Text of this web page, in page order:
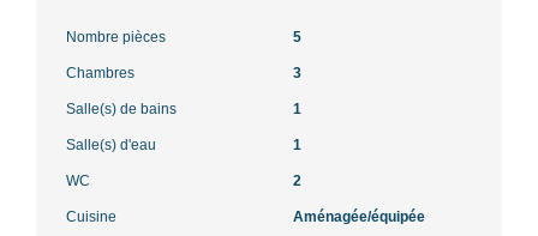
Nombre pièces 5
Chambres 3
Salle(s) de bains 1
Salle(s) d'eau 1
WC 2
Cuisine Aménagée/équipée